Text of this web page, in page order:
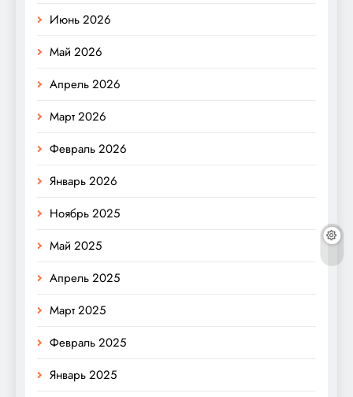
Июнь 2026
Май 2026
Апрель 2026
Март 2026
Февраль 2026
Январь 2026
Ноябрь 2025
Май 2025
Апрель 2025
Март 2025
Февраль 2025
Январь 2025